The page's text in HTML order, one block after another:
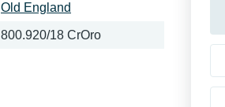
Old England
800.920/18 CrOro